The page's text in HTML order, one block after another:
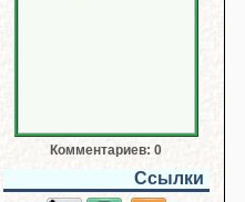
Комментариев: 0
Ссылки